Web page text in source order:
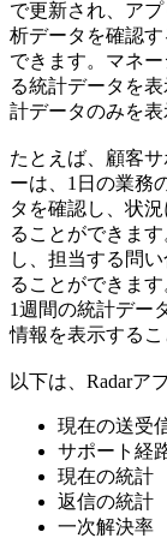
で更新され、ア
析データを確認
できます。マネ
る統計データを
計データのみを表
たとえば、顧客
ーは、1日の業務
タを確認し、状
ることができま
し、担当する問
ることができま
1週間の統計デー
情報を表示するこ
以下は、Radarア
現在の送受
サポート経
現在の統計
返信の統計
一次解決率